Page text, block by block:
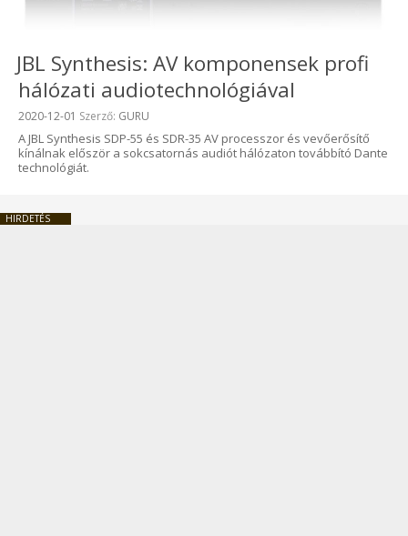
JBL Synthesis: AV komponensek profi
hálózati audiotechnológiával
Beküldve:
2020-12-01 Szerző: GURU
A JBL Synthesis SDP-55 és SDR-35 AV processzor és vevőerősítő
kínálnak először a sokcsatornás audiót hálózaton továbbító Dante
technológiát.
HIRDETÉS